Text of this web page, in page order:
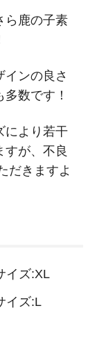
ら鹿の子素
ンの良さ
数です！
により若干
すが、不良
だきますよ
イズ:XL
イズ:L